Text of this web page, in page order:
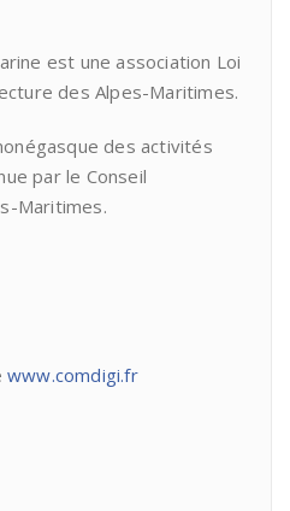
est une association Loi
des Alpes-Maritimes.
des activités
par le Conseil
Maritimes.
www.comdigi.fr